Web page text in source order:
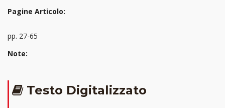
Pagine Articolo:
pp. 27-65
Note:
Testo Digitalizzato